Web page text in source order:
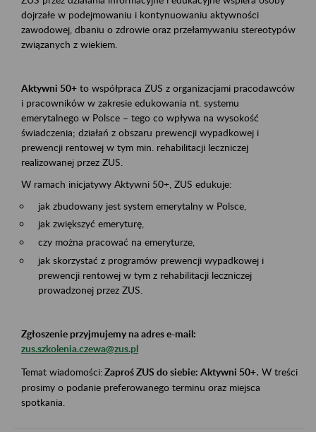
dojrzałe w podejmowaniu i kontynuowaniu aktywności
zawodowej, dbaniu o zdrowie oraz przełamywaniu stereotypów
związanych z wiekiem.
Aktywni 50+ to współpraca ZUS z organizacjami pracodawców
i pracowników w zakresie edukowania nt. systemu
emerytalnego w Polsce – tego co wpływa na wysokość
świadczenia; działań z obszaru prewencji wypadkowej i
prewencji rentowej w tym min. rehabilitacji leczniczej
realizowanej przez ZUS.
W ramach inicjatywy Aktywni 50+, ZUS edukuje:
jak zbudowany jest system emerytalny w Polsce,
jak zwiększyć emeryturę,
czy można pracować na emeryturze,
jak skorzystać z programów prewencji wypadkowej i
prewencji rentowej w tym z rehabilitacji leczniczej
prowadzonej przez ZUS.
Zgłoszenie przyjmujemy na adres e-mail:
zus.szkolenia.czewa@zus.pl
Temat wiadomości:Zaproś ZUS do siebie: Aktywni 50+. W treści
prosimy o podanie preferowanego terminu oraz miejsca
spotkania.